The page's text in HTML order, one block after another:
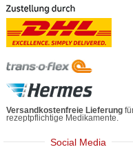
Versandkostenfreie Lieferung
rezeptpflichtige Medikamente.
Social Media